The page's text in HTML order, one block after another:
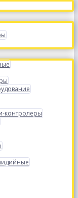
контролеры